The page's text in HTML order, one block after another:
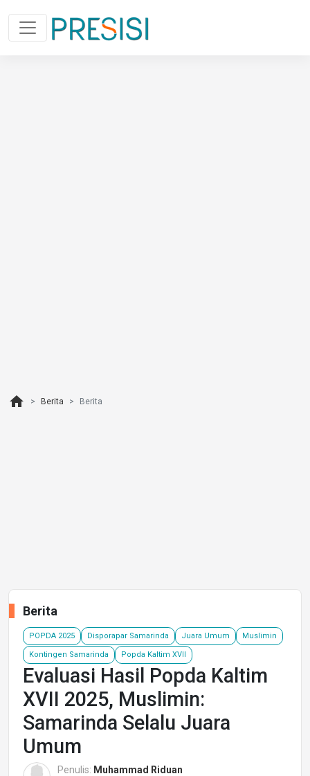
home Berita Berita
Berita
POPDA 2025 Disporapar Samarinda Juara Umum Muslimin
Kontingen Samarinda Popda Kaltim XVII
Evaluasi Hasil Popda Kaltim
XVII 2025, Muslimin:
Samarinda Selalu Juara
Umum
Penulis: Muhammad Riduan